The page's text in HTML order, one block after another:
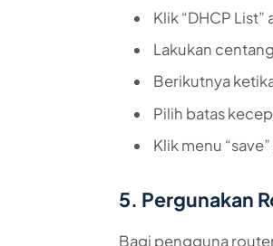
Klik “DHCP
Lakukan
Berikutnya
Pilih batas
Klik menu
5. Pergunakan
Bagi pengguna